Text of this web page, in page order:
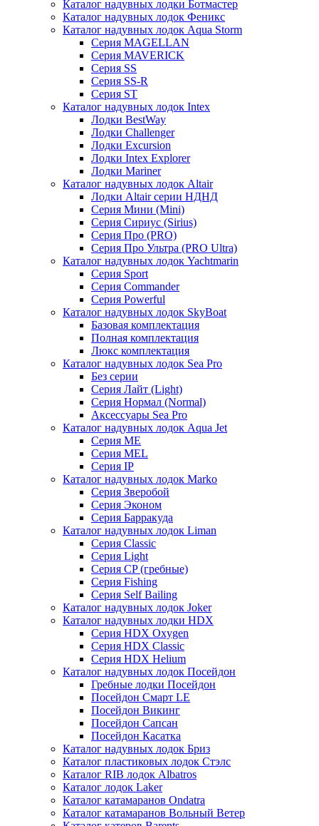
Каталог надувных лодки Ботмастер
Каталог надувных лодок Феникc
Каталог надувных лодок Aqua Storm
Серия MAGELLAN
Серия MAVERICK
Серия SS
Серия SS-R
Серия ST
Каталог надувных лодок Intex
Лодки BestWay
Лодки Challenger
Лодки Excursion
Лодки Intex Explorer
Лодки Mariner
Каталог надувных лодок Altair
Лодки Altair серии НДНД
Серия Мини (Mini)
Серия Сириус (Sirius)
Серия Про (PRO)
Серия Про Ультра (PRO Ultra)
Каталог надувных лодок Yachtmarin
Серия Sport
Серия Commander
Серия Powerful
Каталог надувных лодок SkyBoat
Базовая комплектация
Полная комплектация
Люкс комплектация
Каталог надувных лодок Sea Pro
Без серии
Серия Лайт (Light)
Серия Нормал (Normal)
Аксессуары Sea Pro
Каталог надувных лодок Aqua Jet
Серия ME
Серия MEL
Серия IP
Каталог надувных лодок Marko
Серия Зверобой
Серия Эконом
Серия Барракуда
Каталог надувных лодок Liman
Серия Classic
Серия Light
Серия CP (гребные)
Серия Fishing
Серия Self Bailing
Каталог надувных лодок Joker
Каталог надувных лодки HDX
Серия HDX Oxygen
Серия HDX Classic
Серия HDX Helium
Каталог надувных лодок Посейдон
Гребные лодки Посейдон
Посейдон Смарт LE
Посейдон Викинг
Посейдон Сапсан
Посейдон Касатка
Каталог надувных лодок Бриз
Каталог пластиковых лодок Стэлс
Каталог RIB лодок Albatros
Каталог лодок Laker
Каталог катамаранов Ondatra
Каталог катамаранов Вольный Ветер